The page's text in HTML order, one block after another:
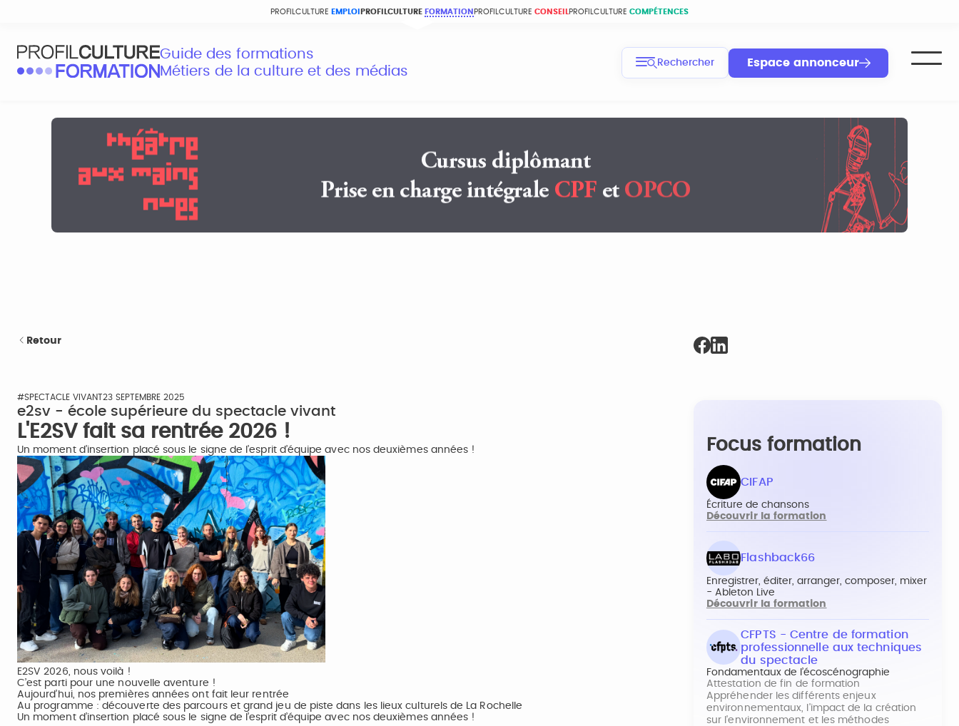
PROFILCULTURE EMPLOI PROFILCULTURE FORMATION PROFILCULTURE CONSEIL PROFILCULTURE COMPÉTENCES
Guide des formations
Métiers de la culture et des médias
Rechercher Espace annonceur
Retour
#SPECTACLE VIVANT23 SEPTEMBRE 2025
e2sv - école supérieure du spectacle vivant
L'E2SV fait sa rentrée 2026 !
Un moment d’insertion placé sous le signe de l’esprit d’équipe avec nos deuxièmes années !
E2SV 2026, nous voilà !
C’est parti pour une nouvelle aventure !
Aujourd’hui, nos premières années ont fait leur rentrée
Au programme : découverte des parcours et grand jeu de piste dans les lieux culturels de La Rochelle
Un moment d’insertion placé sous le signe de l’esprit d’équipe avec nos deuxièmes années !
Focus formation
CIFAP
Écriture de chansons
Découvrir la formation
Flashback66
Enregistrer, éditer, arranger, composer, mixer
- Ableton Live
Découvrir la formation
CFPTS - Centre de formation
professionnelle aux techniques
du spectacle
Fondamentaux de l’écoscénographie
Attestation de fin de formation
Appréhender les différents enjeux
environnementaux, l'impact de la création
sur l'environnement et les méthodes